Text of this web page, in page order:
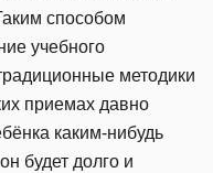
способом
учебного
методики
приемах давно
каким-нибудь
будет долго и